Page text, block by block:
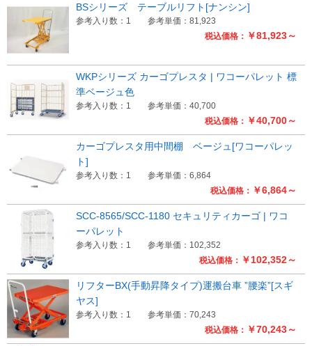
税込価格： ￥81,923～
BSシリーズ テーブルリフト[ナンシン]
参考入り数：1 参考単価：81,923
税込価格： ￥40,700～
WKPシリーズ カーゴプレスタ | ワコーパレット 標
準ベージュ色
参考入り数：1 参考単価：40,700
税込価格： ￥6,864～
カーゴプレスタ用中間棚 ベージュ[ワコーパレッ
ト]
参考入り数：1 参考単価：6,864
税込価格： ￥102,352～
SCC-8565/SCC-1180 セキュリティカーゴ | ワコ
ーパレット
参考入り数：1 参考単価：102,352
税込価格： ￥70,243～
リフターBX(手動昇降タイプ)運搬台車 ”腰楽”[スギ
ヤス]
参考入り数：1 参考単価：70,243